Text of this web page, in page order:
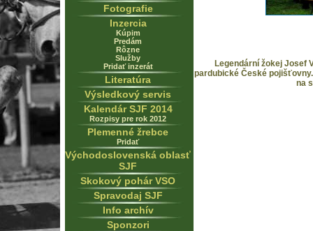
Fotografie
Inzercia
Kúpim
Predám
Rôzne
Služby
Pridať inzerát
Literatúra
Výsledkový servis
Kalendár SJF 2014
Rozpisy pre rok 2012
Plemenné žrebce
Pridať
Východoslovenská oblasť
SJF
Skokový pohár VSO
Spravodaj SJF
Info archív
Sponzori
Legendární žokej Josef
pardubické České
na